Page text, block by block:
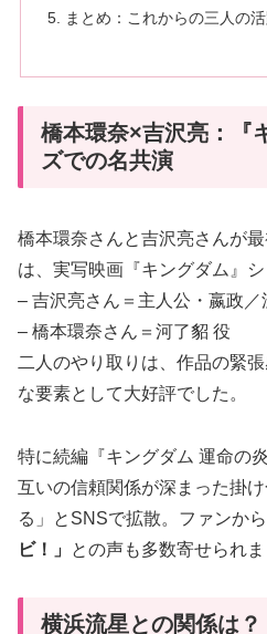
まとめ：これからの三人の
橋本環奈×吉沢亮：『
ズでの名共演
橋本環奈さんと吉沢亮さんが
は、実写映画『キングダム』シ
– 吉沢亮さん＝主人公・嬴政／
– 橋本環奈さん＝河了貂 役
二人のやり取りは、作品の緊
な要素として大好評でした。
特に続編『キングダム 運命の
互いの信頼関係が深まった掛
る」とSNSで拡散。ファンか
ビ！」
との声も多数寄せられま
横浜流星との関係は